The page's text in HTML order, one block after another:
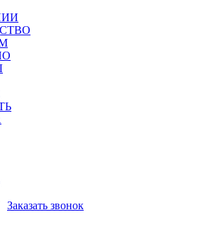
Заказать звонок